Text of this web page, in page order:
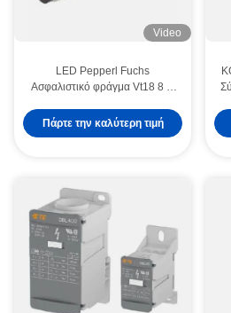
Video
LED Pepperl Fuchs
Ασφαλιστικό φράγμα Vt18 8 H
Διασκορπισμένος τρόπος
αισθητήρα ανάβλεψη
Πάρτε την καλύτερη τιμή